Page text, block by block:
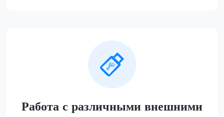
Работа с различными внешними